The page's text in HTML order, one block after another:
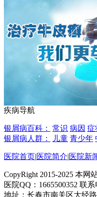
疾病导航
银屑病百科： 常识 病因 症
银屑病人群：
儿童 青少年
医院首页|医院简介|医院新
CopyRight 2015-2025 本
医院QQ：1665500352 联
地址：长春市南关区大经